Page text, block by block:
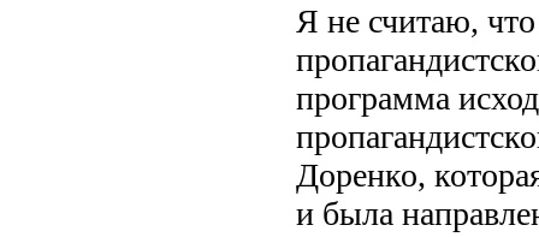
Я не считаю,
программа
Доренко,
и была